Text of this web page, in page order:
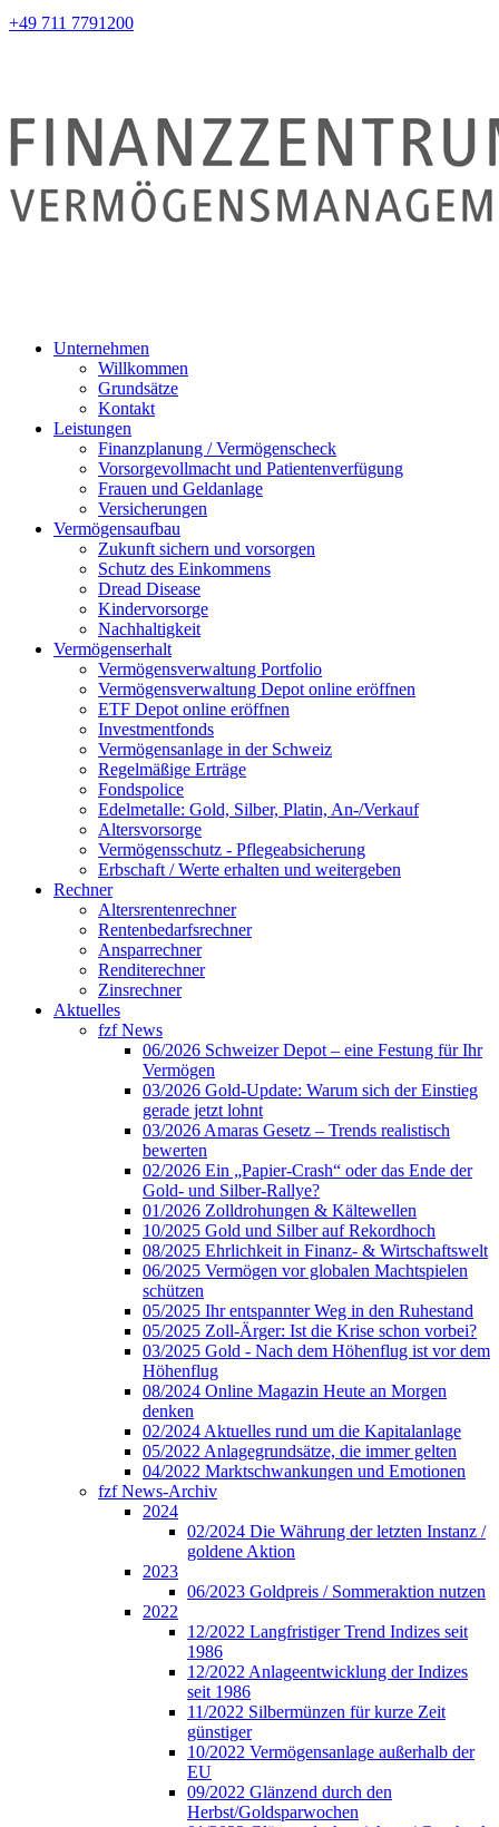
+49 711 7791200
Unternehmen
Willkommen
Grundsätze
Kontakt
Leistungen
Finanzplanung / Vermögenscheck
Vorsorgevollmacht und Patientenverfügung
Frauen und Geldanlage
Versicherungen
Vermögensaufbau
Zukunft sichern und vorsorgen
Schutz des Einkommens
Dread Disease
Kindervorsorge
Nachhaltigkeit
Vermögenserhalt
Vermögensverwaltung Portfolio
Vermögensverwaltung Depot online eröffnen
ETF Depot online eröffnen
Investmentfonds
Vermögensanlage in der Schweiz
Regelmäßige Erträge
Fondspolice
Edelmetalle: Gold, Silber, Platin, An-/Verkauf
Altersvorsorge
Vermögensschutz - Pflegeabsicherung
Erbschaft / Werte erhalten und weitergeben
Rechner
Altersrentenrechner
Rentenbedarfsrechner
Ansparrechner
Renditerechner
Zinsrechner
Aktuelles
fzf News
06/2026 Schweizer Depot – eine Festung für Ihr
Vermögen
03/2026 Gold-Update: Warum sich der Einstieg
gerade jetzt lohnt
03/2026 Amaras Gesetz – Trends realistisch
bewerten
02/2026 Ein „Papier-Crash“ oder das Ende der
Gold- und Silber-Rallye?
01/2026 Zolldrohungen & Kältewellen
10/2025 Gold und Silber auf Rekordhoch
08/2025 Ehrlichkeit in Finanz- & Wirtschaftswelt
06/2025 Vermögen vor globalen Machtspielen
schützen
05/2025 Ihr entspannter Weg in den Ruhestand
05/2025 Zoll-Ärger: Ist die Krise schon vorbei?
03/2025 Gold - Nach dem Höhenflug ist vor dem
Höhenflug
08/2024 Online Magazin Heute an Morgen
denken
02/2024 Aktuelles rund um die Kapitalanlage
05/2022 Anlagegrundsätze, die immer gelten
04/2022 Marktschwankungen und Emotionen
fzf News-Archiv
2024
02/2024 Die Währung der letzten Instanz /
goldene Aktion
2023
06/2023 Goldpreis / Sommeraktion nutzen
2022
12/2022 Langfristiger Trend Indizes seit
1986
12/2022 Anlageentwicklung der Indizes
seit 1986
11/2022 Silbermünzen für kurze Zeit
günstiger
10/2022 Vermögensanlage außerhalb der
EU
09/2022 Glänzend durch den
Herbst/Goldsparwochen